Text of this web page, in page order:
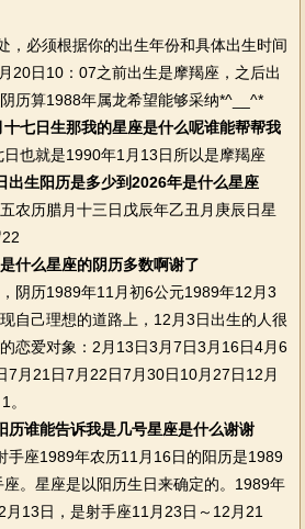
必须根据你的出生年份和具体出生时间
20日10：07之前出生是摩羯座，之后出
历算1988年属龙希望能够采纳*^__^*
七日生那我的星座是什么呢谁能帮帮我
就是1990年1月13日所以是摩羯座
出生阳历是多少到2026年是什么星座
历腊月十三日戊辰年乙丑月庚辰日星
什么星座的阴历多数啊谢了
历1989年11月初6公元1989年12月3
自己理想的道路上，12月3日出生的人很
恋爱对象：2月13日3月7日3月16日4月6
7月21日7月22日7月30日10月27日12月
历谁能告诉我是几号星座是什么谢谢
座1989年农历11月16日的阳历是1989
。星座是以阳历生日来确定的。1989年
13日，是射手座11月23日～12月21